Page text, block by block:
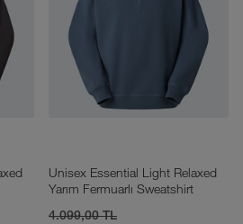
Unisex Essential Light Relaxed
Yarım Fermuarlı Sweatshirt
4.099,00 TL